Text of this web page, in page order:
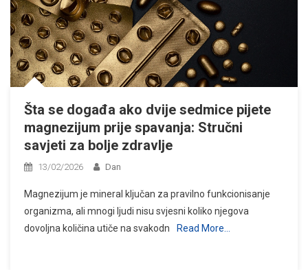
Šta se događa ako dvije sedmice pijete
magnezijum prije spavanja: Stručni
savjeti za bolje zdravlje
13/02/2026 Dan
Magnezijum je mineral ključan za pravilno funkcionisanje
organizma, ali mnogi ljudi nisu svjesni koliko njegova
dovoljna količina utiče na svakodn
Read More…